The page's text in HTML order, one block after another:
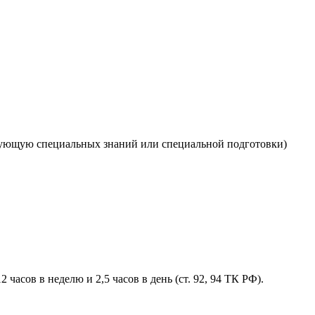
специальных знаний или специальной подготовки)
часов в неделю и 2,5 часов в день (ст. 92, 94 ТК РФ).